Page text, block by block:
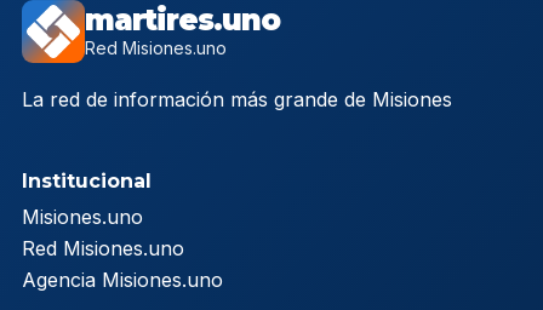
martires.uno
Red Misiones.uno
La red de información más grande de Misiones
Institucional
Misiones.uno
Red Misiones.uno
Agencia Misiones.uno